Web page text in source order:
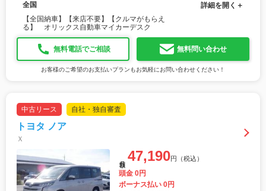
全国
【全国納車】【来店不要】【クルマがもらえ
る】 オリックス自動車マイカーデスク
詳細を開く＋
無料電話でご相談 無料問い合わせ
お客様のご希望のお支払いプランもお気軽にお問い合わせください！
中古リース 自社・独自審査
トヨタ ノア
Ｘ
47,190円（税込）
頭金 0円
ボーナス払い 0円